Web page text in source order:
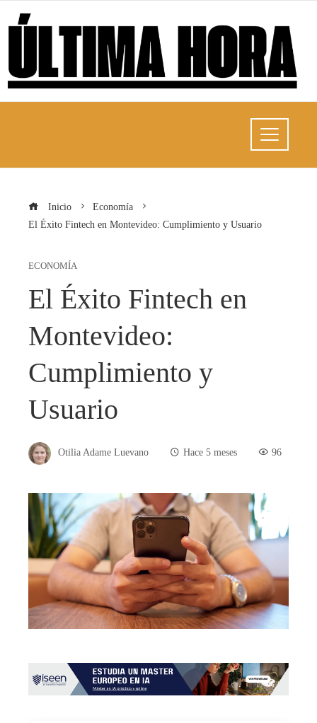
Inicio
Economía
El Éxito Fintech en Montevideo: Cumplimiento y Usuario
ECONOMÍA
El Éxito Fintech en
Montevideo:
Cumplimiento y
Usuario
Otilia Adame Luevano Hace 5 meses 96